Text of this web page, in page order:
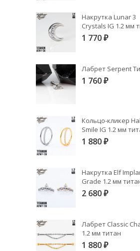
Накрутка Lunar 3
Crystals IG 1.2 мм
1 770 ₽
Лабрет Serpent
1 760 ₽
Кольцо-кликер
Smile IG 1.2 мм
1 880 ₽
Накрутка Elf
Grade 1.2 мм
2 680 ₽
Лабрет Classic
1.2 мм титан
1 880 ₽